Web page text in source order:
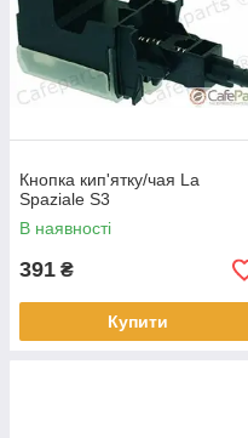
Кнопка кип'ятку/чая La
Spaziale S3
В наявності
391 ₴
Купити